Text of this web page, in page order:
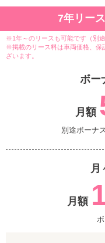
7年リー
※1年～のリースも可能です（別途
※掲載のリース料は車両価格、保
ざいます。
ボー
月額
別途ボーナ
月
月額